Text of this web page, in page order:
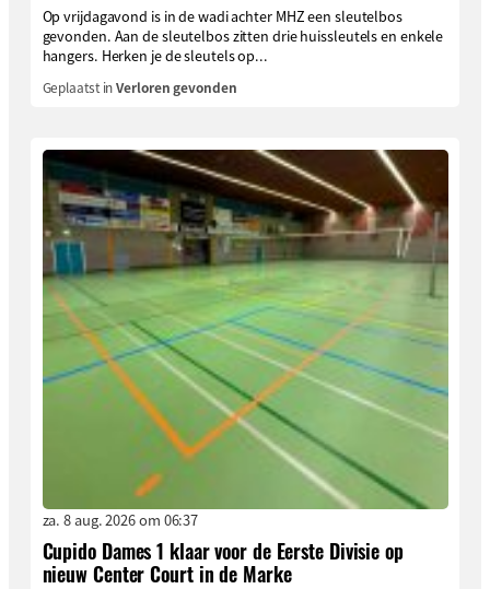
Op vrijdagavond is in de wadi achter MHZ een sleutelbos
gevonden. Aan de sleutelbos zitten drie huissleutels en enkele
hangers. Herken je de sleutels op...
Geplaatst inVerloren gevonden
za. 8 aug. 2026 om 06:37
Cupido Dames 1 klaar voor de Eerste Divisie op
nieuw Center Court in de Marke